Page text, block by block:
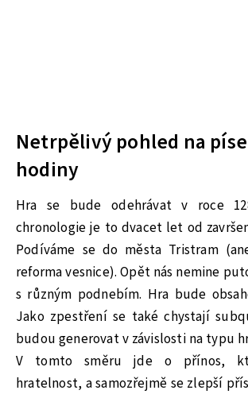
Netrpělivý pohled na
hodiny
Hra se bude odehrávat v roce
chronologie je to dvacet let od
Podíváme se do města Tristram
reforma vesnice). Opět nás nemine
s různým podnebím. Hra bude
Jako zpestření se také chystají
budou generovat v závislosti na typu
V tomto směru jde o přínos,
hratelnost, a samozřejmě se zlepší